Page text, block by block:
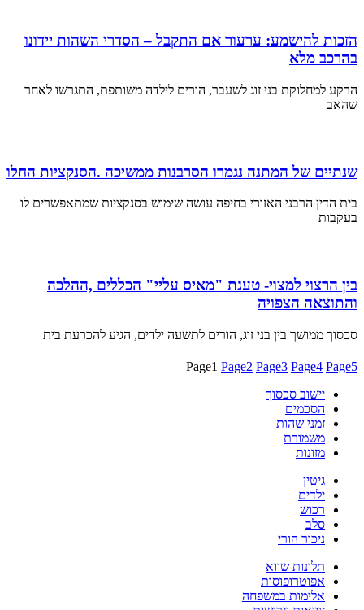
הזכות להישמע: ערעור אם התקבל – הסדרי השהות יידונו
בהרכב מלא
הרקע למחלוקת בני זוג לשעבר, הורים לילדה משותפת, התגרשו לאחר
שהאב
שנתיים של המתנה נגמרו הסרבנות ממשיכה .הסנקציות החלו
בית הדין הרבני האזורי בחיפה עושה שימוש בסנקציות שמתאפשרים לו
בעקבות
בין הרצוי למצוי- טענת "מאיס עליי" הכללים ,ההלכה
והתוצאה הצפויה
סכסוך ממושך בין בני זוג, הורים לתשעה ילדים, הגיע להכרעת בית
Page1 Page2 Page3 Page4 Page5
יישוב סכסוך
הסכמים
זמני שהות
משמורת
מזונות
גיטין
ילדים
רכוש
סלב
ניכור הורי
תלונות שווא
אפוטרופוסות
אלימות במשפחה